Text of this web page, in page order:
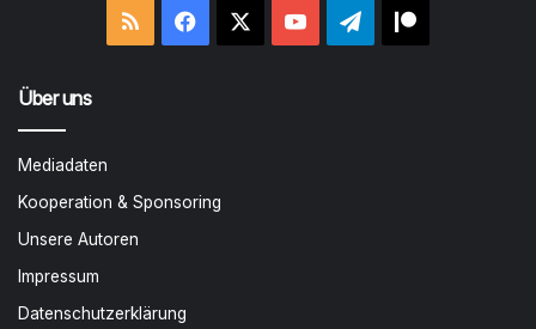
RSS Facebook YouTubeTelegram
Über uns
Mediadaten
Kooperation & Sponsoring
Unsere Autoren
Impressum
Datenschutzerklärung